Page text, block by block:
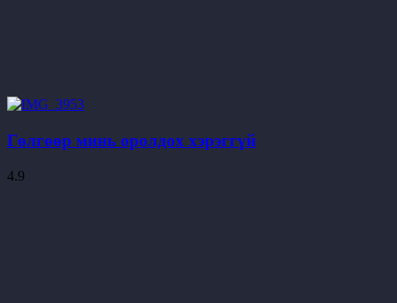
Гөлгөөр минь оролдох хэрэггүй
4.9